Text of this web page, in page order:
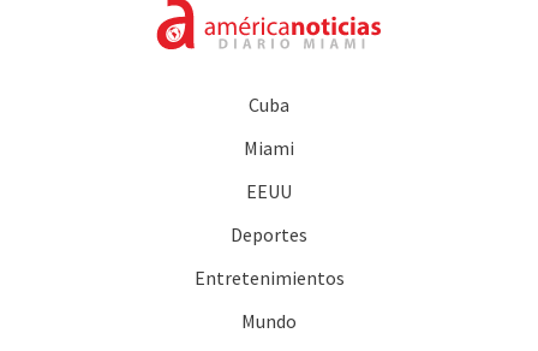
Cuba
Miami
EEUU
Deportes
Entretenimientos
Mundo